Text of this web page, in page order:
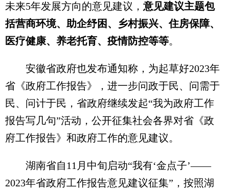
未来5年发展方向的意见建议， 意见建议主题包
括营商环境、助企纾困、乡村振兴、住房保障、
医疗健康、养老托育、疫情防控等等。
安徽省政府也发布通知称，为起草好2023年
省《政府工作报告》，进一步问政于民、问需于
民、问计于民，省政府继续发起“我为政府工作
报告写几句”活动，公开征集社会各界对省《政
府工作报告》和政府工作的意见建议。
湖南省自11月中旬启动“我有‘金点子’——
2023年省政府工作报告意见建议征集”，按照湖